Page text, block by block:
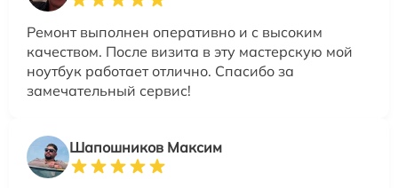
Ремонт выполнен оперативно и с высоким
качеством. После визита в эту мастерскую мой
ноутбук работает отлично. Спасибо за
замечательный сервис!
Шапошников Максим